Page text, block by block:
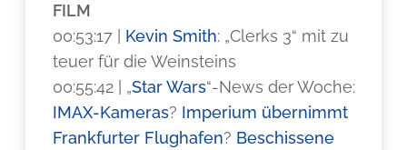
FILM
00:53:17 | Kevin Smith: „Clerks 3“ mit zu
teuer für die Weinsteins
00:55:42 | „Star Wars“-News der Woche:
IMAX-Kameras? Imperium übernimmt
Frankfurter Flughafen? Beschissene